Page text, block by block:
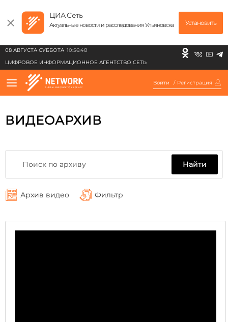
ЦИА Сеть
Актуальные новости и расследования Ульяновска Установить
08 АВГУСТА СУББОТА 10:56:48
ЦИФРОВОЕ ИНФОРМАЦИОННОЕ АГЕНТСТВО СЕТЬ
Войти / Регистрация
ВИДЕОАРХИВ
Найти
Архив видео Фильтр